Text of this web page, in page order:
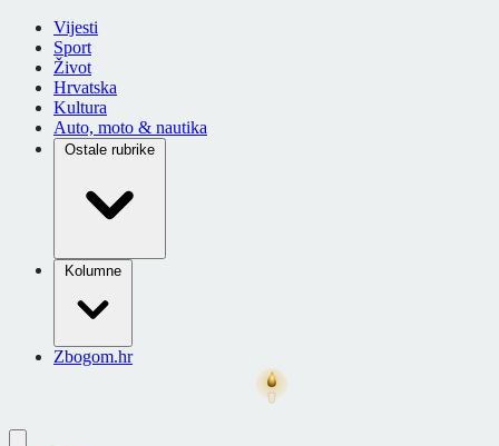
Vijesti
Sport
Život
Hrvatska
Kultura
Auto, moto & nautika
Ostale rubrike
Kolumne
Zbogom.hr